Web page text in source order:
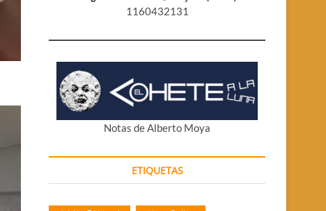
1160432131
Notas de Alberto Moya
ETIQUETAS